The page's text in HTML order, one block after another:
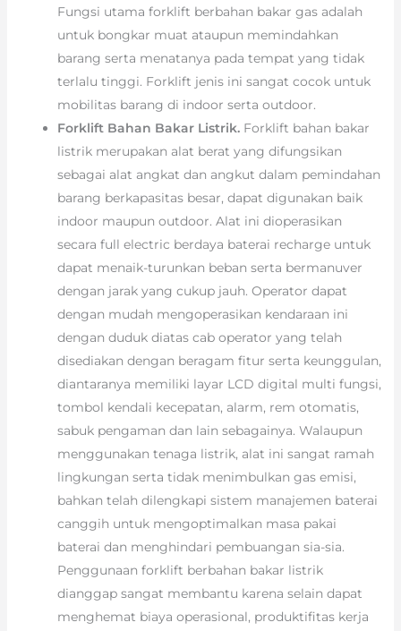
Fungsi utama forklift berbahan bakar gas adalah
untuk bongkar muat ataupun memindahkan
barang serta menatanya pada tempat yang tidak
terlalu tinggi. Forklift jenis ini sangat cocok untuk
mobilitas barang di indoor serta outdoor.
Forklift Bahan Bakar Listrik. Forklift bahan bakar
listrik merupakan alat berat yang difungsikan
sebagai alat angkat dan angkut dalam pemindahan
barang berkapasitas besar, dapat digunakan baik
indoor maupun outdoor. Alat ini dioperasikan
secara full electric berdaya baterai recharge untuk
dapat menaik-turunkan beban serta bermanuver
dengan jarak yang cukup jauh. Operator dapat
dengan mudah mengoperasikan kendaraan ini
dengan duduk diatas cab operator yang telah
disediakan dengan beragam fitur serta keunggulan,
diantaranya memiliki layar LCD digital multi fungsi,
tombol kendali kecepatan, alarm, rem otomatis,
sabuk pengaman dan lain sebagainya. Walaupun
menggunakan tenaga listrik, alat ini sangat ramah
lingkungan serta tidak menimbulkan gas emisi,
bahkan telah dilengkapi sistem manajemen baterai
canggih untuk mengoptimalkan masa pakai
baterai dan menghindari pembuangan sia-sia.
Penggunaan forklift berbahan bakar listrik
dianggap sangat membantu karena selain dapat
menghemat biaya operasional, produktifitas kerja